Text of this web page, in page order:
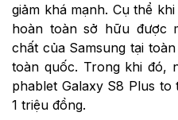
giảm khá mạnh. Cụ thể
hoàn toàn sở hữu được
chất của Samsung tại
toàn quốc. Trong khi đó,
phablet Galaxy S8 Plus
1 triệu đồng.